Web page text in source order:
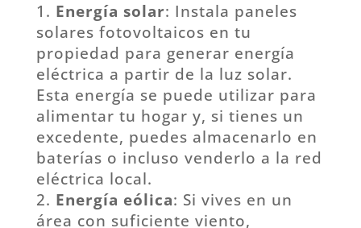
Energía solar: Instala paneles
solares fotovoltaicos en tu
propiedad para generar energía
eléctrica a partir de la luz solar.
Esta energía se puede utilizar para
alimentar tu hogar y, si tienes un
excedente, puedes almacenarlo en
baterías o incluso venderlo a la red
eléctrica local.
Energía eólica: Si vives en un
área con suficiente viento,